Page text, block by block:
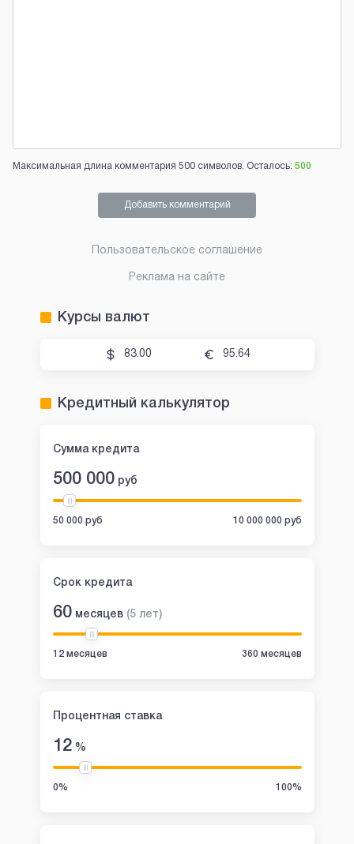
Максимальная длина комментария 500 символов. Осталось: 500
Добавить комментарий
Пользовательское соглашение
Реклама на сайте
Курсы валют
83.00 95.64
Кредитный калькулятор
Сумма кредита
500 000 руб
50 000 руб 10 000 000 руб
Срок кредита
60 месяцев (5 лет)
12 месяцев 360 месяцев
Процентная ставка
12%
0% 100%